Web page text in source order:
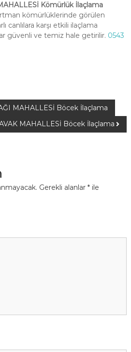
Kömürlük İlaçlama
kömürlüklerinde görülen
canlılara karşı etkili ilaçlama
güvenli ve temiz hale getirilir. 0543
MAHALLESİ Böcek İlaçlama
MAHALLESİ Böcek İlaçlama
Gerekli alanlar *ile